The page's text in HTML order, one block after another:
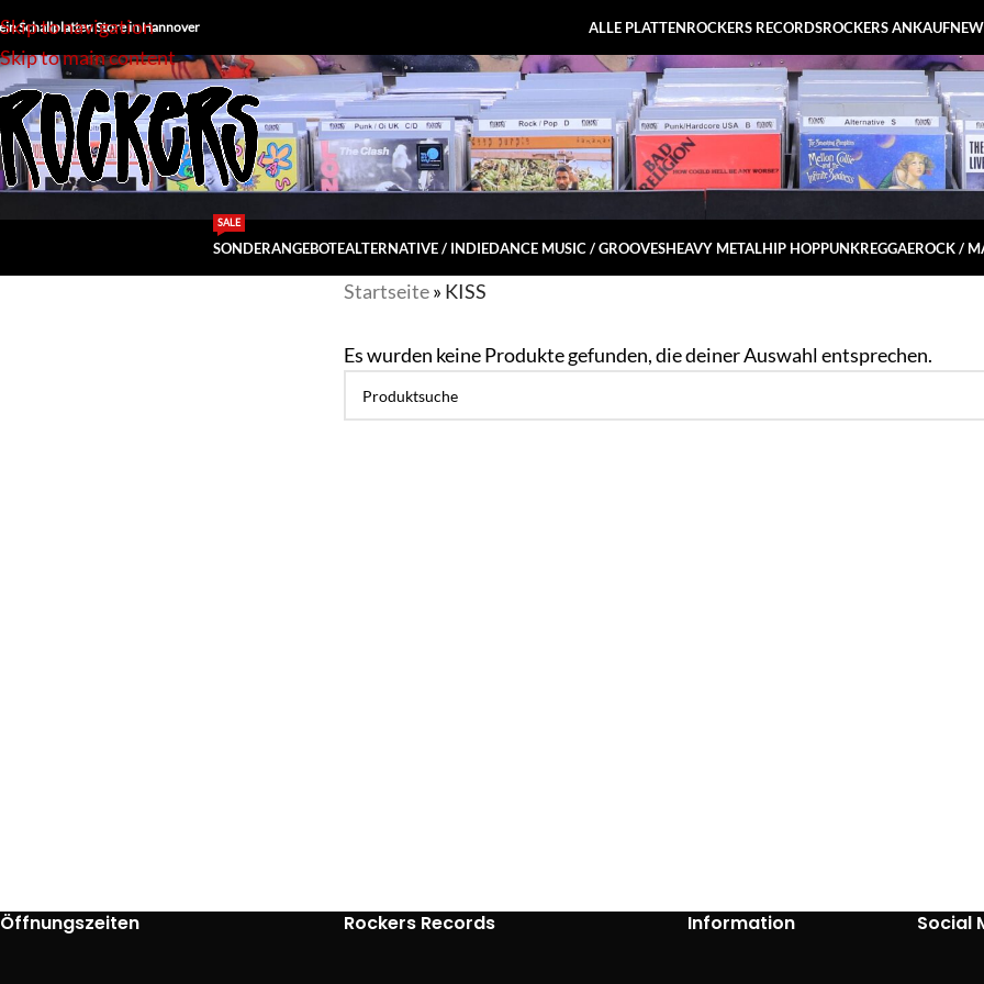
Skip to navigation
Skip to main content
Schallplatten Store in Hannover ALLE PLATTENROCKERS RECORDSROCKERS ANKAUF
SONDERANGEBOTE
SALE
ALTERNATIVE / INDIEDANCE MUSIC / GROOVESHEAVY METALHIP HOPPUNKREGGAEROCK /
Startseite» KISS
Es wurden keine Produkte gefunden, die deiner Auswahl entsprechen.
Öffnungszeiten Rockers Records Information Social